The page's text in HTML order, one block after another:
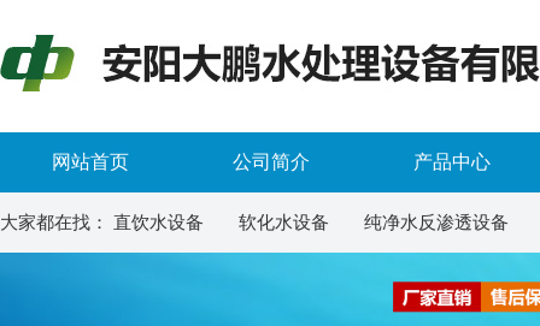
网站首页 公司简介 产品中心
大家都在找： 直饮水设备 软化水设备 纯净水反渗透设备